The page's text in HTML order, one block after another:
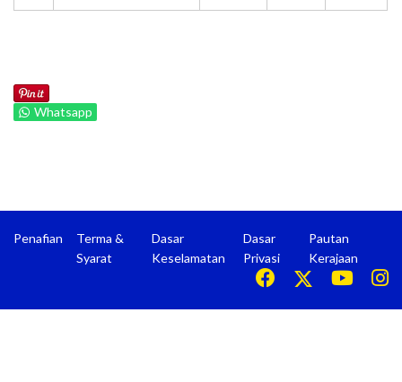
Whatsapp
Penafian
Terma &
Syarat
Dasar
Keselamatan
Dasar
Privasi
Pautan
Kerajaan